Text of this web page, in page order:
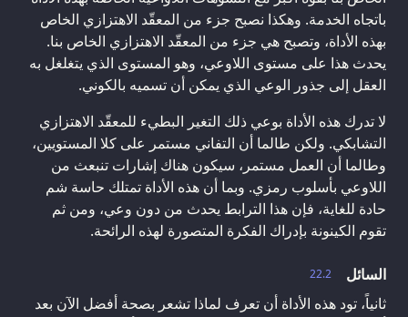
باتجاه الخدمة. وهكذا نصبح جزء من المعقّد الاهتزازي الخاص
بهذه الأداة، وتصبح هي جزء من المعقّد الاهتزازي الخاص بنا.
يحدث هذا على مستوى اللاوعي، وهو المستوى الذي يتغلغل به
العقل إلى جذور الوعي الذي يمكن أن تسميه بالكوني.
لا تدرك هذه الأداة بوعي ذلك التغير البطيء للمعقّد الاهتزازي
التشابكي. ولكن طالما أن التفاني مستمر على كلا المستويين،
وطالما أن العمل مستمر، سيكون هناك إشارات تنبعث من
اللاوعي بأسلوب رمزي. وبما أن هذه الأداة تمتلك حاسة شم
حادة للغاية، فإن هذا الترابط يحدث من دون وعي، ومن ثم
تقوم الكينونة بإدراك الفكرة المتصورة لهذه الرائحة.
22.2
السائل
ثانياً، تود هذه الأداة أن تعرف لماذا تشعر بصحة أفضل الآن بعد